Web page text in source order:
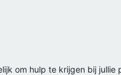
om hulp te krijgen bij